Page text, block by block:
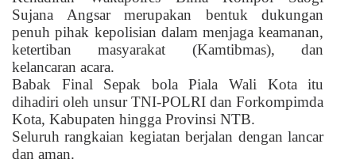
Sujana Angsar merupakan bentuk dukungan
penuh pihak kepolisian dalam menjaga keamanan,
ketertiban masyarakat (Kamtibmas), dan
kelancaran acara.
Babak Final Sepak bola Piala Wali Kota itu
dihadiri oleh unsur TNI-POLRI dan Forkompimda
Kota, Kabupaten hingga Provinsi NTB.
Seluruh rangkaian kegiatan berjalan dengan lancar
dan aman.